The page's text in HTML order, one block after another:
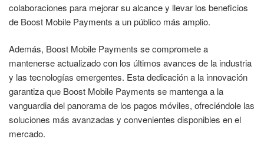
colaboraciones para mejorar su alcance y llevar los beneficios
de Boost Mobile Payments a un público más amplio.
Además, Boost Mobile Payments se compromete a
mantenerse actualizado con los últimos avances de la industria
y las tecnologías emergentes. Esta dedicación a la innovación
garantiza que Boost Mobile Payments se mantenga a la
vanguardia del panorama de los pagos móviles, ofreciéndole las
soluciones más avanzadas y convenientes disponibles en el
mercado.